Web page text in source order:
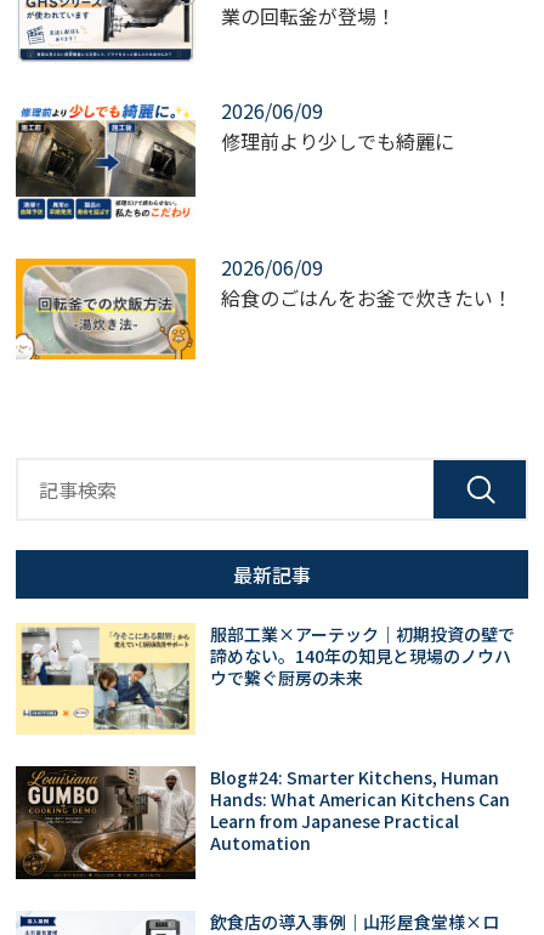
業の回転釜が登場！
2026/06/09
修理前より少しでも綺麗に
2026/06/09
給食のごはんをお釜で炊きたい！
最新記事
服部工業×アーテック｜初期投資の壁で
諦めない。140年の知見と現場のノウハ
ウで繋ぐ厨房の未来
Blog#24: Smarter Kitchens, Human
Hands: What American Kitchens Can
Learn from Japanese Practical
Automation
飲食店の導入事例｜山形屋食堂様×ロ